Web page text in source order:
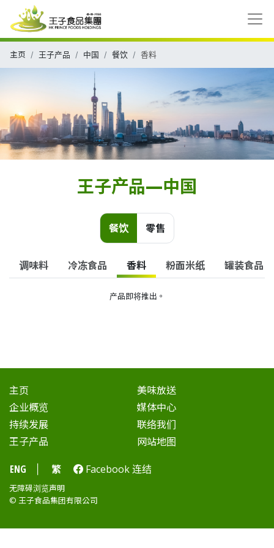
主页 王子产品 中国 餐饮 香料
王子产品—中国
餐饮 零售
调味料 冷冻食品 香料 粉面米纸 罐装食品
产品即将推出。
主页
企业概览
持续发展
王子产品
美味放送
媒体中心
联络我们
网站地图
ENG 繁 Facebook 连结
无障碍浏览声明
© 王子食品集团有限公司